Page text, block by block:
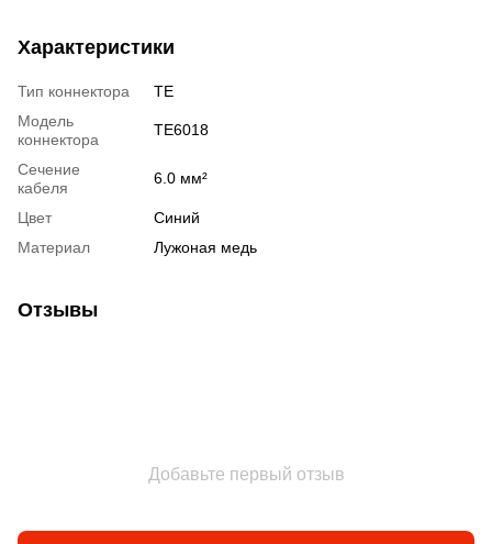
Характеристики
Тип коннектора
TE
Модель
коннектора
TE6018
Сечение
кабеля
6.0 мм²
Цвет
Синий
Материал
Лужоная медь
Отзывы
Добавьте первый отзыв